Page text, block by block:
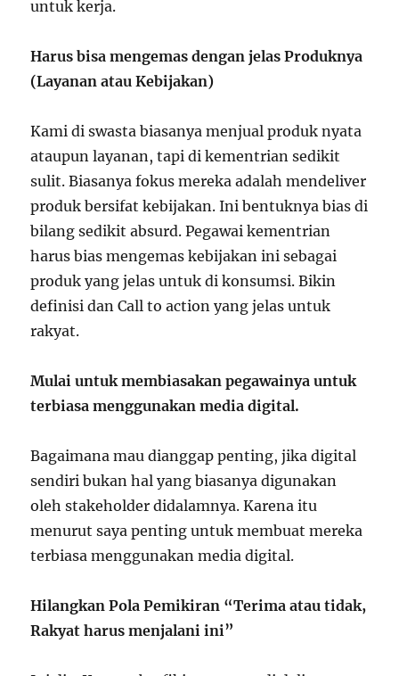
untuk kerja.
Harus bisa mengemas dengan jelas Produknya
(Layanan atau Kebijakan)
Kami di swasta biasanya menjual produk nyata
ataupun layanan, tapi di kementrian sedikit
sulit. Biasanya fokus mereka adalah mendeliver
produk bersifat kebijakan. Ini bentuknya bias di
bilang sedikit absurd. Pegawai kementrian
harus bias mengemas kebijakan ini sebagai
produk yang jelas untuk di konsumsi. Bikin
definisi dan Call to action yang jelas untuk
rakyat.
Mulai untuk membiasakan pegawainya untuk
terbiasa menggunakan media digital.
Bagaimana mau dianggap penting, jika digital
sendiri bukan hal yang biasanya digunakan
oleh stakeholder didalamnya. Karena itu
menurut saya penting untuk membuat mereka
terbiasa menggunakan media digital.
Hilangkan Pola Pemikiran “Terima atau tidak,
Rakyat harus menjalani ini”